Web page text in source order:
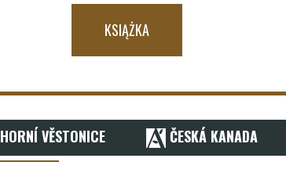
KSIĄŻKA
HORNÍ VĚSTONICE ČESKÁ KANADA